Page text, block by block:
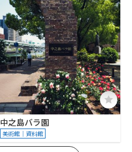
中之島バラ園
美術館｜資料館